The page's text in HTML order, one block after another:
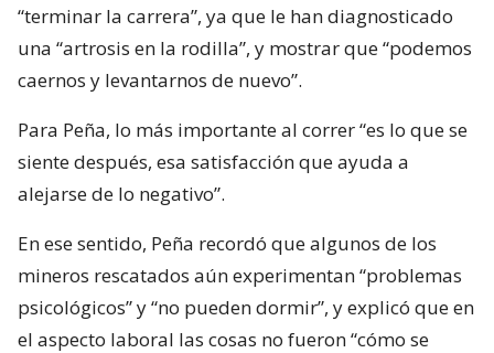
“terminar la carrera”, ya que le han diagnosticado
una “artrosis en la rodilla”, y mostrar que “podemos
caernos y levantarnos de nuevo”.
Para Peña, lo más importante al correr “es lo que se
siente después, esa satisfacción que ayuda a
alejarse de lo negativo”.
En ese sentido, Peña recordó que algunos de los
mineros rescatados aún experimentan “problemas
psicológicos” y “no pueden dormir”, y explicó que en
el aspecto laboral las cosas no fueron “cómo se